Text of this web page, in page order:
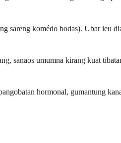
sareng komédo bodas). Ubar ieu
sanaos umumna kirang kuat
hormonal, gumantung